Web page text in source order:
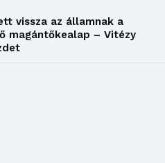
vissza az államnak a
magántőkealap – Vitézy